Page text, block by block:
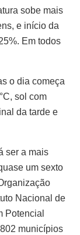
sobe mais
e início da
Em todos
o dia começa
sol com
da tarde e
ser a mais
um sexto
Nacional de
Potencial
municípios